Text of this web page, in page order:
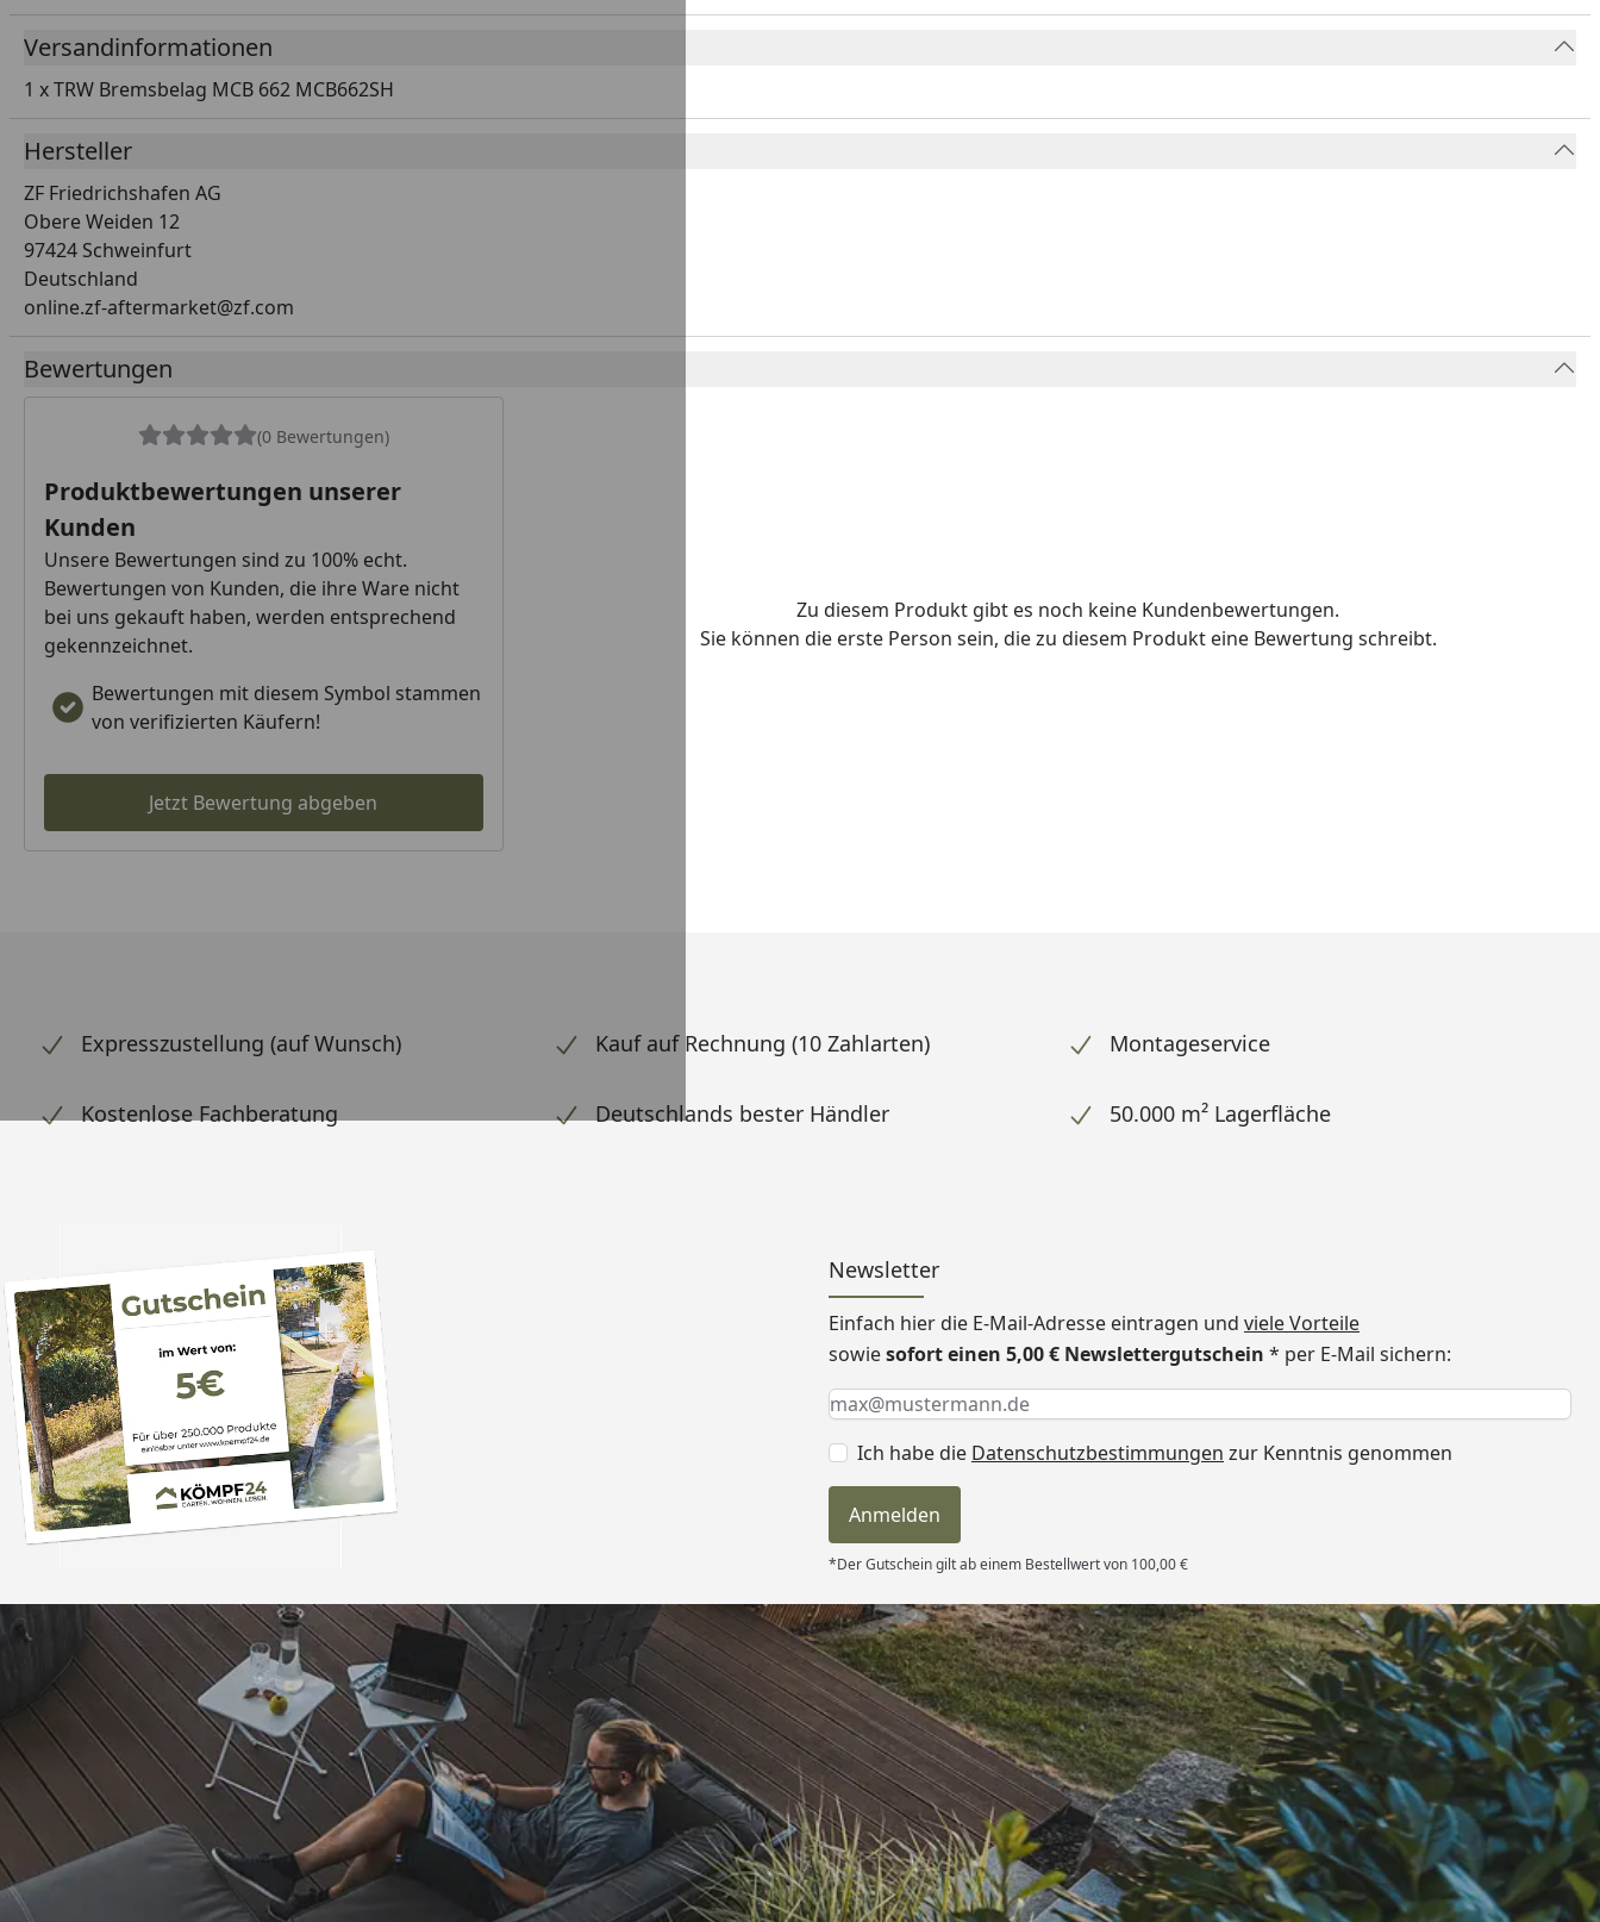
Versandinformationen
1 x TRW Bremsbelag MCB 662 MCB662SH
Hersteller
ZF Friedrichshafen AG
Obere Weiden 12
97424 Schweinfurt
Deutschland
online.zf-aftermarket@zf.com
Bewertungen
(0 Bewertungen)
Produktbewertungen unserer
Kunden
Unsere Bewertungen sind zu 100% echt.
Bewertungen von Kunden, die ihre Ware nicht
bei uns gekauft haben, werden entsprechend
gekennzeichnet.
Bewertungen mit diesem Symbol stammen
von verifizierten Käufern!
Jetzt Bewertung abgeben
Zu diesem Produkt gibt es noch keine Kundenbewertungen.
Sie können die erste Person sein, die zu diesem Produkt eine Bewertung schreibt.
Expresszustellung (auf Wunsch) Kauf auf Rechnung (10 Zahlarten) Montageservice
Kostenlose Fachberatung Deutschlands bester Händler 50.000 m² Lagerfläche
Newsletter
Einfach hier die E-Mail-Adresse eintragen und viele Vorteile
sowiesofort einen 5,00 € Newslettergutschein * per E-Mail sichern:
Keine Eingabe erforderlich
Eingabe erforderlich
E-Mail *
Ich habe die Datenschutzbestimmungen zur Kenntnis genommen
Anmelden
*Der Gutschein gilt ab einem Bestellwert von 100,00 €
Trusted Shops
4,81/ 5
25.982 Bewertungen
„Schnelle Lieferung und sehr gute
Qualität “
08.08.2026
Versand